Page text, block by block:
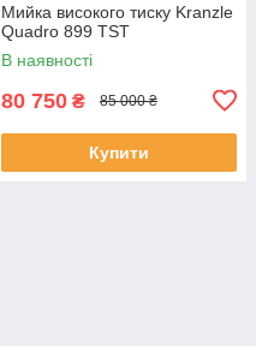
Мийка високого тиску Kranzle
Quadro 899 TST
В наявності
80 750 ₴ 85 000 ₴
Купити